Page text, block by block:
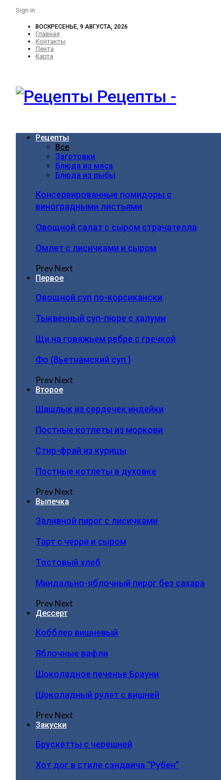
Sign in
ВОСКРЕСЕНЬЕ, 9 АВГУСТА, 2026
Главная
Контакты
Лента
Карта
Рецепты -
Рецепты
Все
Заготовки
Блюда из мяса
Блюда из рыбы
Консервированные помидоры с
виноградными листьями
Овощной салат с сыром страчателла
Омлет с лисичками и сыром
PrevNext
Первое
Овощной суп по-корсикански
Тыквенный суп-пюре с халуми
Щи на говяжьем ребре с гречкой
Фо (Вьетнамский суп )
PrevNext
Второе
Шашлык из сердечек индейки
Постные котлеты из моркови
Стир-фрай из курицы
Постные котлеты в духовке
PrevNext
Выпечка
Заливной пирог с лисичками
Тарт с черри и сыром
Тостовый хлеб
Миндально-яблочный пирог без сахара
PrevNext
Дессерт
Кобблер вишневый
Яблочные вафли
Шоколадное печенье Брауни
Шоколадный рулет с вишней
PrevNext
Закуски
Брускетты с черешней
Хот дог в стиле сэндвича “Рубен”